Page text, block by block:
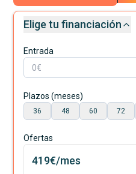
Elige tu financiación
Entrada
Plazos (meses)
36 48 60 72
Ofertas
419€/mes